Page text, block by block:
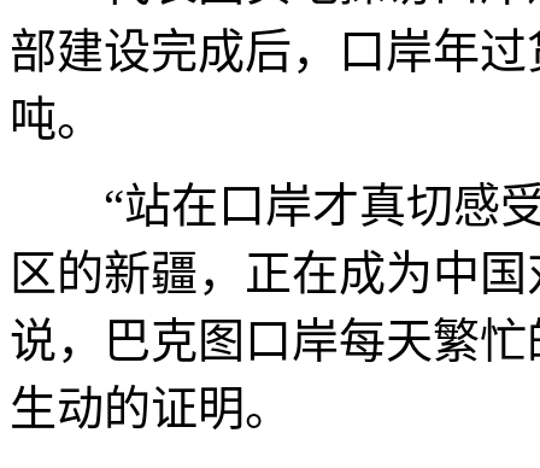
部建设完成后，口岸年
吨。
“站在口岸才真切感受
区的新疆，正在成为中
说，巴克图口岸每天繁
生动的证明。